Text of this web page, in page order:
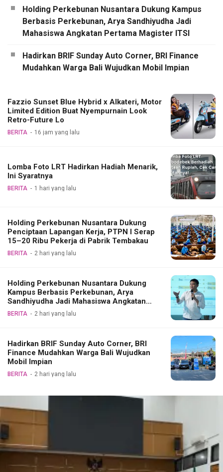
Holding Perkebunan Nusantara Dukung Kampus
Berbasis Perkebunan, Arya Sandhiyudha Jadi
Mahasiswa Angkatan Pertama Magister ITSI
Hadirkan BRIF Sunday Auto Corner, BRI Finance
Mudahkan Warga Bali Wujudkan Mobil Impian
Fazzio Sunset Blue Hybrid x Alkateri, Motor
Limited Edition Buat Nyempurnain Look
Retro-Future Lo
BERITA 16 jam yang lalu
Lomba Foto LRT Hadirkan Hadiah Menarik,
Ini Syaratnya
BERITA 1 hari yang lalu
Holding Perkebunan Nusantara Dukung
Penciptaan Lapangan Kerja, PTPN I Serap
15–20 Ribu Pekerja di Pabrik Tembakau
BERITA 2 hari yang lalu
Holding Perkebunan Nusantara Dukung
Kampus Berbasis Perkebunan, Arya
Sandhiyudha Jadi Mahasiswa Angkatan
Pertama Magister ITSI
BERITA 2 hari yang lalu
Hadirkan BRIF Sunday Auto Corner, BRI
Finance Mudahkan Warga Bali Wujudkan
Mobil Impian
BERITA 2 hari yang lalu